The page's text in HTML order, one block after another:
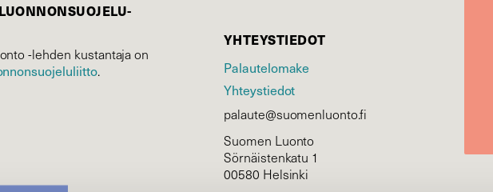
-lehden kustantaja on
.
YHTEYSTIEDOT
Palautelomake
Yhteystiedot
palaute@suomenluonto.fi
Suomen Luonto
Sörnäistenkatu 1
00580 Helsinki